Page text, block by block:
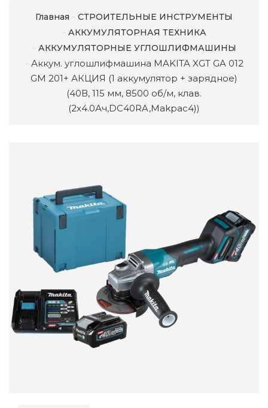
Главная
СТРОИТЕЛЬНЫЕ ИНСТРУМЕНТЫ
АККУМУЛЯТОРНАЯ ТЕХНИКА
АККУМУЛЯТОРНЫЕ УГЛОШЛИФМАШИНЫ
Аккум. углошлифмашина MAKITA XGT GA 012
GM 201+ АКЦИЯ (1 аккумулятор + зарядное)
(40В, 115 мм, 8500 об/м, клав.
(2x4.0Ач,DC40RA,Makpac4))